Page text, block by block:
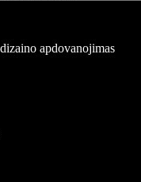
apdovanojimas